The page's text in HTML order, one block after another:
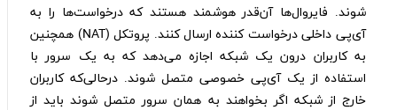
شوند. فایروال‌ها آن‌قدر هوشمند هستند که درخواست‌ها را به
آی‌پی داخلی درخواست کننده ارسال کنند. پروتکل (NAT) همچنین
به کاربران درون یک شبکه اجازه می‌دهد که به یک سرور با
استفاده از یک آی‌پی خصوصی متصل شوند. درحالی‌که کاربران
خارج از شبکه اگر بخواهند به همان سرور متصل شوند باید از